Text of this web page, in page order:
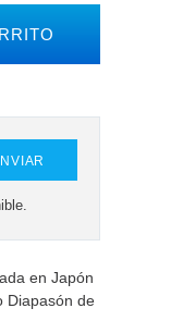
en Japón
Diapasón de